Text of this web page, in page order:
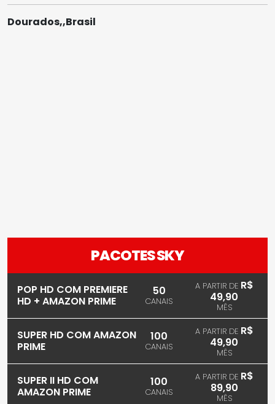
Dourados,,Brasil
PACOTES SKY
POP HD COM PREMIERE
HD + AMAZON PRIME
50
CANAIS
A PARTIR DE R$
49,90
MÊS
SUPER HD COM AMAZON
PRIME
100
CANAIS
A PARTIR DE R$
49,90
MÊS
SUPER II HD COM
AMAZON PRIME
100
CANAIS
A PARTIR DE R$
89,90
MÊS